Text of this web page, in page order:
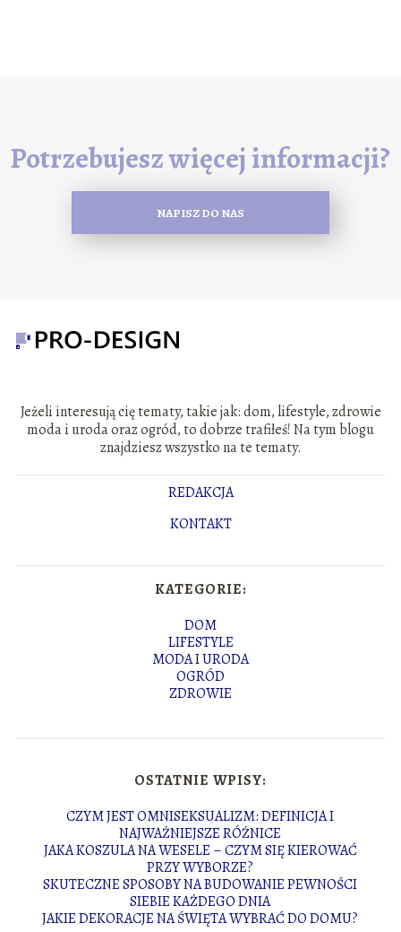
Potrzebujesz więcej informacji?
NAPISZ DO NAS
Jeżeli interesują cię tematy, takie jak: dom, lifestyle, zdrowie
moda i uroda oraz ogród, to dobrze trafiłeś! Na tym blogu
znajdziesz wszystko na te tematy.
REDAKCJA
KONTAKT
KATEGORIE:
DOM
LIFESTYLE
MODA I URODA
OGRÓD
ZDROWIE
OSTATNIE WPISY:
CZYM JEST OMNISEKSUALIZM: DEFINICJA I
NAJWAŻNIEJSZE RÓŻNICE
JAKA KOSZULA NA WESELE – CZYM SIĘ KIEROWAĆ
PRZY WYBORZE?
SKUTECZNE SPOSOBY NA BUDOWANIE PEWNOŚCI
SIEBIE KAŻDEGO DNIA
JAKIE DEKORACJE NA ŚWIĘTA WYBRAĆ DO DOMU?